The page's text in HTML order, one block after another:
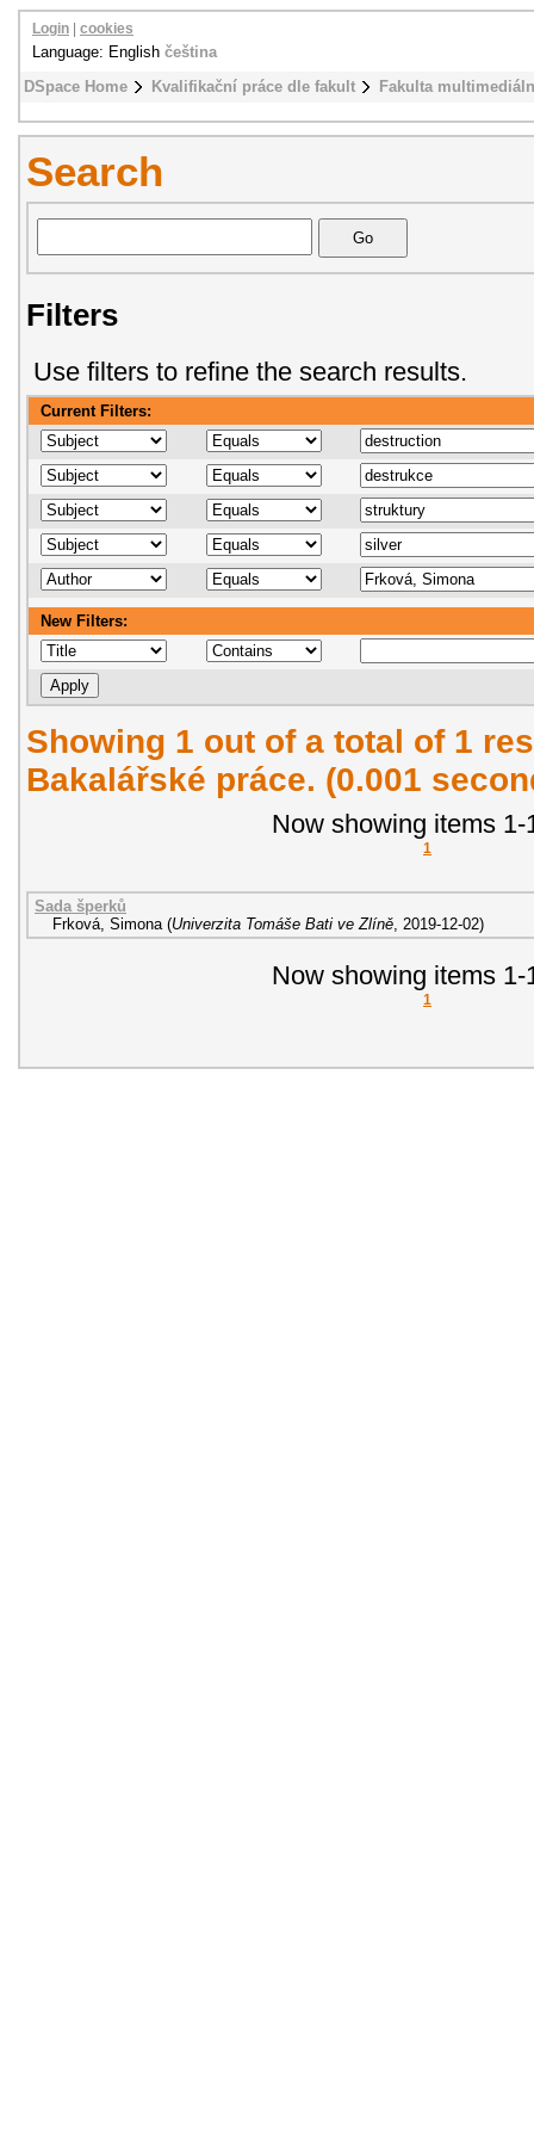
DSpace Home Kvalifikační práce dle fakult Fakulta
Login cookies
Language: English čeština
Search
Filters
Use filters to refine the search results.
Current Filters:
New Filters:
Showing 1 out of a total of 1
Bakalářské práce. (0.001
Now showing items 1-
1
Sada šperků
Frková, Simona (Univerzita Tomáše Bati ve Zlíně, 2019-12-02)
Now showing items 1-
1